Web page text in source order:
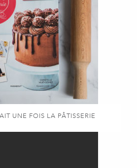
UNE FOIS LA PÂTISSERIE